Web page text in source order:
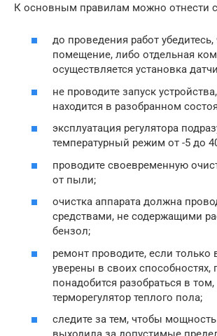
К основным правилам можно отнести
до проведения работ убедитесь,
помещение, либо отдельная
осуществляется установка
не проводите запуск
находится в разобранном
эксплуатация регулятора
температурный режим от -5 до
проводите своевременную
от пыли;
очистка аппарата должна
средствами, не содержащими
бензол;
ремонт проводите, если только
уверены в своих способностях,
понадобится разобраться в том,
терморегулятор теплого пола;
следите за тем, чтобы